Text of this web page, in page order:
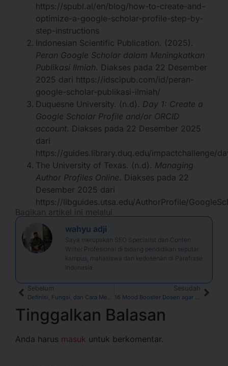
https://spubl.al/en/blog/how-to-create-and-
optimize-a-google-scholar-profile-step-by-
step-instructions
Indonesian Scientific Publication. (2025).
Peran Google Scholar dalam Meningkatkan
Publikasi Ilmiah. Diakses pada 22 Desember
2025 dari https://idscipub.com/id/peran-
google-scholar-publikasi-ilmiah/
Duquesne University. (n.d). Day 1: Create a
Google Scholar Profile and/or ORCID
account. Diakses pada 22 Desember 2025
dari
https://guides.library.duq.edu/impactchallenge/
The University of Texas. (n.d). Managing
Author Profiles Online. Diakses pada 22
Desember 2025 dari
https://libguides.utsa.edu/AuthorProfile/
Bagikan artikel ini melalui
wahyu adji
Saya merupakan SEO Specialist dan Conten
Writer Profesional di bidang pendidikan seputar
kampus, mahasiswa dan kedosenan di Parafrase
Indonesia
Sebelum
Definisi, Fungsi, dan Cara Membuat Profil di Google Scholar
Sesudah
16 Mood Booster Dosen agar Kembali Termotivasi Menulis Buku
Tinggalkan Balasan
Anda harus masuk untuk berkomentar.